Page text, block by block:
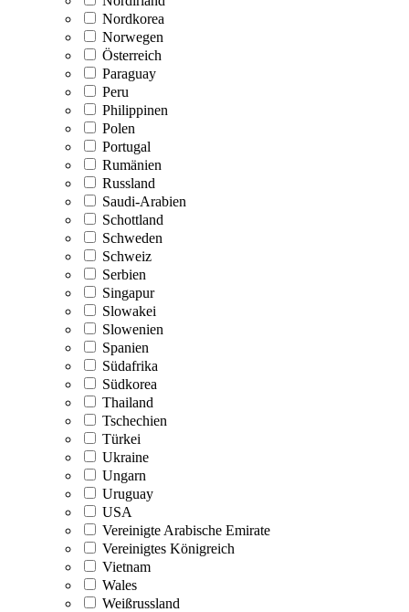
Nordkorea
Norwegen
Österreich
Paraguay
Peru
Philippinen
Polen
Portugal
Rumänien
Russland
Saudi-Arabien
Schottland
Schweden
Schweiz
Serbien
Singapur
Slowakei
Slowenien
Spanien
Südafrika
Südkorea
Thailand
Tschechien
Türkei
Ukraine
Ungarn
Uruguay
USA
Vereinigte Arabische Emirate
Vereinigtes Königreich
Vietnam
Wales
Weißrussland